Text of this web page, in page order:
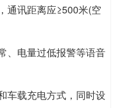
通讯距离应≥500米(空
、电量过低报警等语音
车载充电方式，同时设